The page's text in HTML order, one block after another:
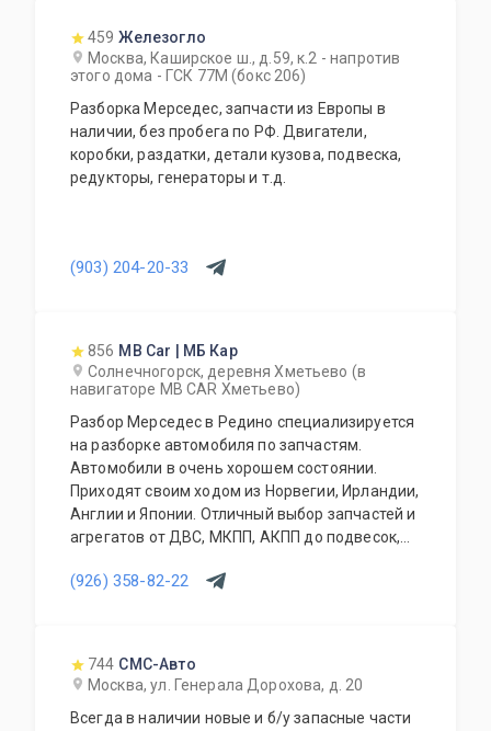
459 Железогло
Москва, Каширское ш., д.59, к.2 - напротив
этого дома - ГСК 77М (бокс 206)
Разборка Мерседес, запчасти из Европы в
наличии, без пробега по РФ. Двигатели,
коробки, раздатки, детали кузова, подвеска,
редукторы, генераторы и т.д.
(903) 204-20-33
856 MB Car | МБ Кар
Солнечногорск, деревня Хметьево (в
навигаторе MB CAR Хметьево)
Разбор Мерседес в Редино специализируется
на разборке автомобиля по запчастям.
Автомобили в очень хорошем состоянии.
Приходят своим ходом из Норвегии, Ирландии,
Англии и Японии. Отличный выбор запчастей и
агрегатов от ДВС, МКПП, АКПП до подвесок,
прочего. Гарантия. Отправка в регионы.
(926) 358-82-22
744 СМС-Авто
Москва, ул. Генерала Дорохова, д. 20
Всегда в наличии новые и б/у запасные части